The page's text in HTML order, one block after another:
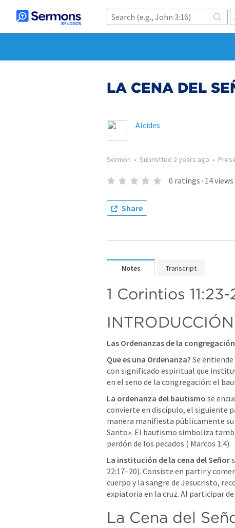
LA CENA DEL
Alcides
Sermon • Submitted 2 years ago •
0 ratings · 14views
Share
Notes Transcript
1 Corintios 11:23-
INTRODUCCIÓN
Las Ordenanzas de la
Que es una Ordenanza? Se
con significado espiritual que
en el seno de la congregación: el
La ordenanza del bautismo se
convierte en discípulo, el siguiente
manera manifiesta públicamente
Santo». El bautismo simboliza
perdón de los pecados ( Marcos 1:4).
La institución de la cena del Señor
22:17–20). Consiste en partir y
cuerpo y la sangre de Jesucristo,
expiatoria en la cruz. Al participar de
La Cena del